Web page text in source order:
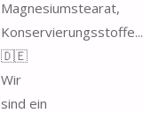
Magnesiumstearat,
Konservierungsstoffe...
🇩🇪
Wir
sind ein